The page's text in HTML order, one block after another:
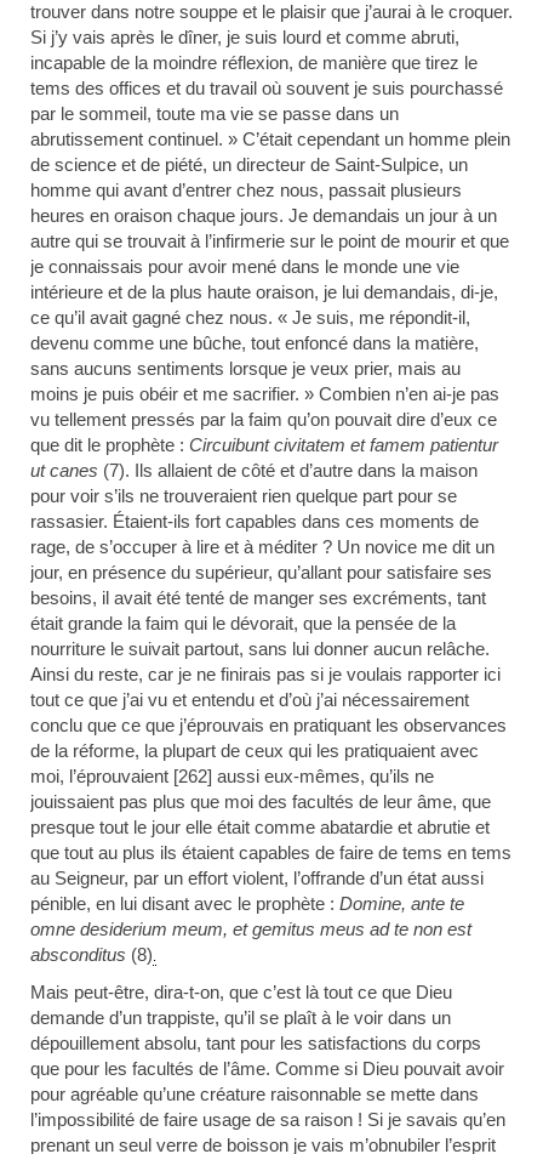
trouver dans notre souppe et le plaisir que j’aurai à le croquer.
Si j’y vais après le dîner, je suis lourd et comme abruti,
incapable de la moindre réflexion, de manière que tirez le
tems des offices et du travail où souvent je suis pourchassé
par le sommeil, toute ma vie se passe dans un
abrutissement continuel. » C’était cependant un homme plein
de science et de piété, un directeur de Saint-Sulpice, un
homme qui avant d’entrer chez nous, passait plusieurs
heures en oraison chaque jours. Je demandais un jour à un
autre qui se trouvait à l’infirmerie sur le point de mourir et que
je connaissais pour avoir mené dans le monde une vie
intérieure et de la plus haute oraison, je lui demandais, di-je,
ce qu’il avait gagné chez nous. « Je suis, me répondit-il,
devenu comme une bûche, tout enfoncé dans la matière,
sans aucuns sentiments lorsque je veux prier, mais au
moins je puis obéir et me sacrifier. » Combien n’en ai-je pas
vu tellement pressés par la faim qu’on pouvait dire d’eux ce
que dit le prophète : Circuibunt civitatem et famem patientur
ut canes (7). Ils allaient de côté et d’autre dans la maison
pour voir s’ils ne trouveraient rien quelque part pour se
rassasier. Étaient-ils fort capables dans ces moments de
rage, de s’occuper à lire et à méditer ? Un novice me dit un
jour, en présence du supérieur, qu’allant pour satisfaire ses
besoins, il avait été tenté de manger ses excréments, tant
était grande la faim qui le dévorait, que la pensée de la
nourriture le suivait partout, sans lui donner aucun relâche.
Ainsi du reste, car je ne finirais pas si je voulais rapporter ici
tout ce que j’ai vu et entendu et d’où j’ai nécessairement
conclu que ce que j’éprouvais en pratiquant les observances
de la réforme, la plupart de ceux qui les pratiquaient avec
moi, l’éprouvaient [262] aussi eux-mêmes, qu’ils ne
jouissaient pas plus que moi des facultés de leur âme, que
presque tout le jour elle était comme abatardie et abrutie et
que tout au plus ils étaient capables de faire de tems en tems
au Seigneur, par un effort violent, l’offrande d’un état aussi
pénible, en lui disant avec le prophète : Domine, ante te
omne desiderium meum, et gemitus meus ad te non est
absconditus (8)
Mais peut-être, dira-t-on, que c’est là tout ce que Dieu
demande d’un trappiste, qu’il se plaît à le voir dans un
dépouillement absolu, tant pour les satisfactions du corps
que pour les facultés de l’âme. Comme si Dieu pouvait avoir
pour agréable qu’une créature raisonnable se mette dans
l’impossibilité de faire usage de sa raison ! Si je savais qu’en
prenant un seul verre de boisson je vais m’obnubiler l’esprit